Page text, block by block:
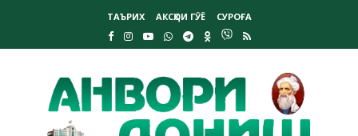
ТАЪРИХ АКСҲОИ ГӮЁ СУРОҒА